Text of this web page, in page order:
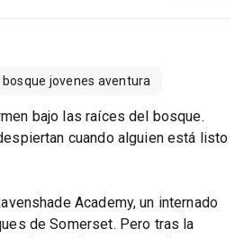
bosque jovenes aventura
bajo las raíces del bosque.
cuando alguien está listo
Academy, un internado
de Somerset. Pero tras la